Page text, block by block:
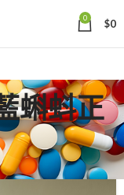
0 $0
蝌蚪正